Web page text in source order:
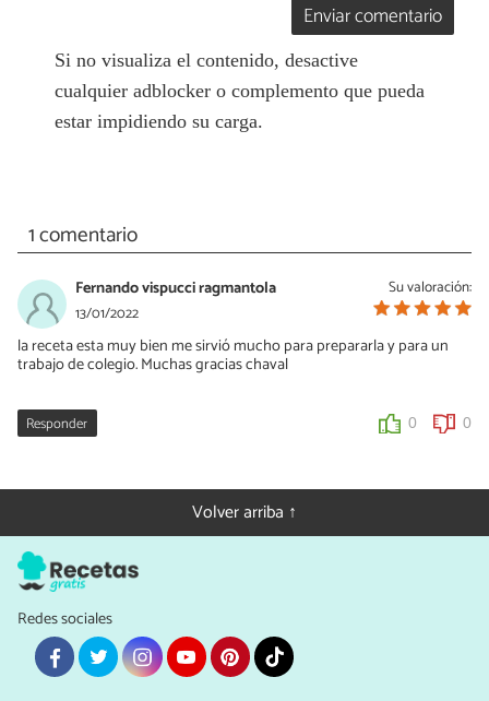
Enviar comentario
Si no visualiza el contenido, desactive
cualquier adblocker o complemento que pueda
estar impidiendo su carga.
1 comentario
Su valoración:
Fernando vispucci ragmantola
13/01/2022
la receta esta muy bien me sirvió mucho para prepararla y para un
trabajo de colegio. Muchas gracias chaval
Responder 0 0
Volver arriba ↑
Redes sociales